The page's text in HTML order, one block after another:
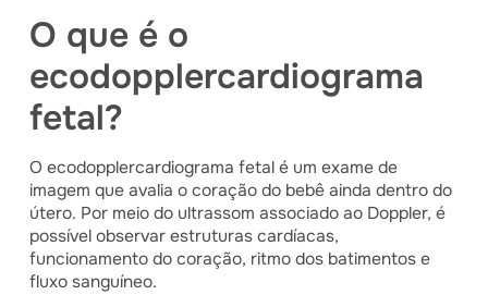
O que é o
ecodopplercardiograma
fetal?
O ecodopplercardiograma fetal é um exame de
imagem que avalia o coração do bebê ainda dentro do
útero. Por meio do ultrassom associado ao Doppler, é
possível observar estruturas cardíacas,
funcionamento do coração, ritmo dos batimentos e
fluxo sanguíneo.